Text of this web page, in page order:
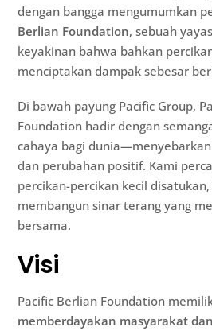
dengan bangga mengumumkan
Berlian Foundation, sebuah
keyakinan bahwa bahkan
menciptakan dampak sebesar
Di bawah payung Pacific Group,
Foundation hadir dengan
cahaya bagi
dan perubahan positif. Kami
percikan-percikan kecil
membangun sinar terang yang
bersama.
Visi
Pacific Berlian Foundation
memberdayakan masyarakat